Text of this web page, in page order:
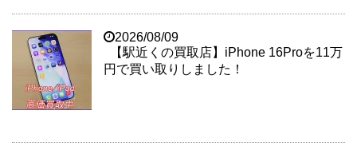
2026/08/09
【駅近くの買取店】iPhone 16Proを11万
円で買い取りしました！